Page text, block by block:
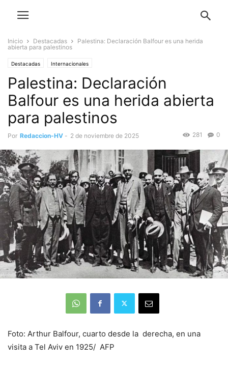
Inicio Destacadas
Palestina: Declaración Balfour es una herida
abierta para palestinos
Destacadas Internacionales
Palestina: Declaración
Balfour es una herida abierta
para palestinos
Por Redaccion-HV - 2 de noviembre de 2025 0
281
Foto: Arthur Balfour, cuarto desde la derecha, en una
visita a Tel Aviv en 1925/ AFP